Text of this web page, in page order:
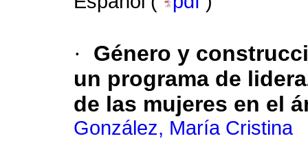
·
Género y
un programa de
de las mujeres en el
González, María Cristina